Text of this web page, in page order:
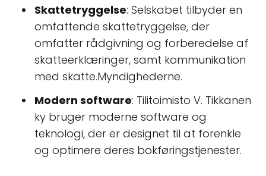
Skattetryggelse: Selskabet tilbyder en
omfattende skattetryggelse, der
omfatter rådgivning og forberedelse af
skatteerklæringer, samt kommunikation
med skatte.Myndighederne.
Modern software: Tilitoimisto V. Tikkanen
ky bruger moderne software og
teknologi, der er designet til at forenkle
og optimere deres bokføringstjenester.